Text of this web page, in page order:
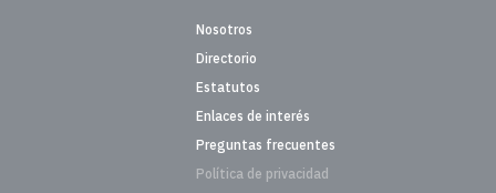
Nosotros
Directorio
Estatutos
Enlaces de interés
Preguntas frecuentes
Política de privacidad